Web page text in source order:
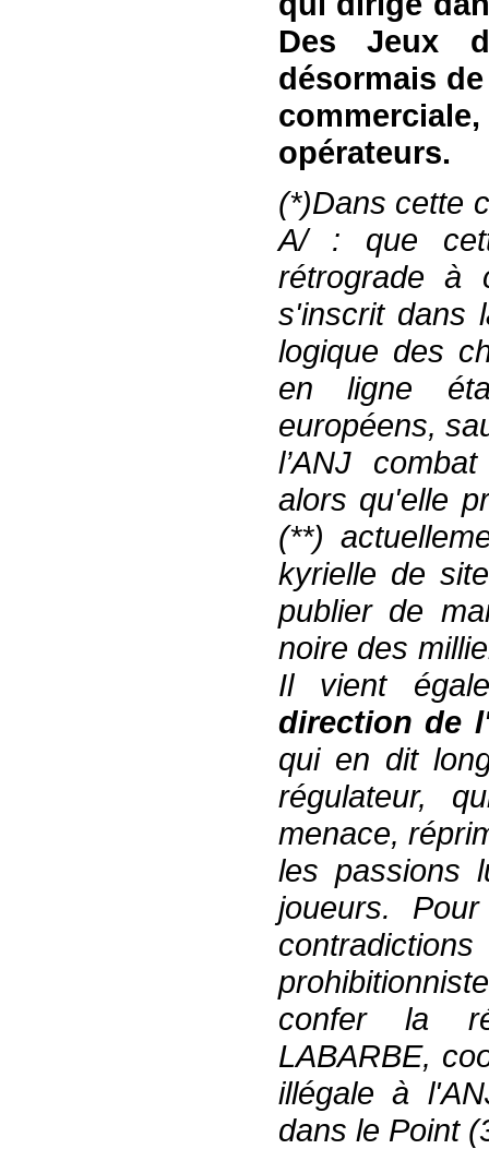
Des Jeux
désormais
commerciale
opérateurs.
(*)Dans cette
A/: que
rétrograde à
s'inscrit dans
logique des
en ligne
européens,
l’ANJ combat
alors qu'elle p
(**)
kyrielle de
publier de
noire des
Il vient
direction de
quien dit
régulateur,
menace,
les passions
joueurs. P
contr
prohibitionniste
confer la
LABARBE,
illégale à
dans le Point